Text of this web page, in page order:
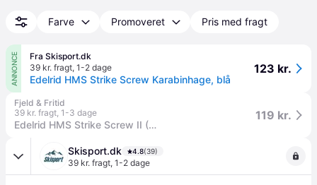
Farve Promoveret Pris med fragt
ANNONCE
Fra Skisport.dk
39 kr. fragt, 1-2 dage
Edelrid HMS Strike Screw Karabinhage, blå
123 kr.
Fjeld & Fritid
39 kr. fragt, 1-3 dage
Edelrid HMS Strike Screw II (Grøn (OASIS)).
119 kr.
Skisport.dk 4.8(39)
39 kr. fragt, 1-2 dage